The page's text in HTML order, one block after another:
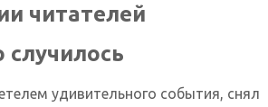
читателей
удивительного события, снял